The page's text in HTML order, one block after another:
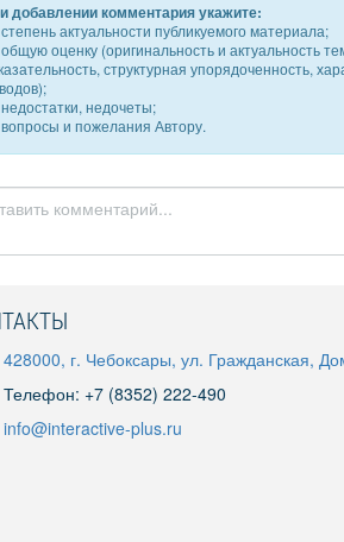
добавлении комментария укажите:
степень актуальности публикуемого материала;
общую оценку (оригинальность и актуальность
структурная упорядоченность,
недостатки, недочеты;
вопросы и пожелания Автору.
428000, г. Чебоксары, ул. Гражданская,
Телефон: +7 (8352) 222-490
info@interactive-plus.ru